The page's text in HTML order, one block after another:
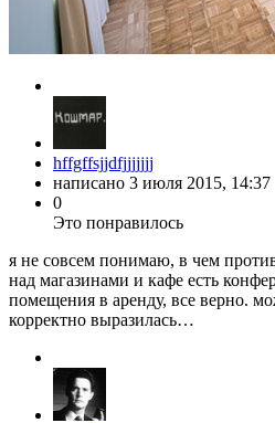
hffgffsjjdfjjjjjjj
написано 3 июля 2015, 14:37
0
Это понравилось
я не совсем понимаю, в чем
над магазинами и кафе есть
помещения в аренду, все верно.
корректно выразилась…